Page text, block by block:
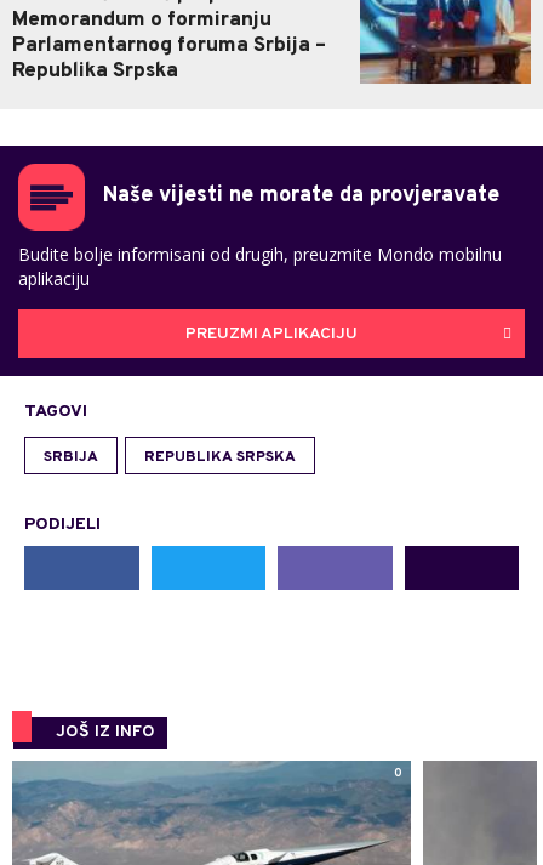
Memorandum o formiranju
Parlamentarnog foruma Srbija –
Republika Srpska
Naše vijesti ne morate da provjeravate
Budite bolje informisani od drugih, preuzmite Mondo mobilnu
aplikaciju
PREUZMI APLIKACIJU
TAGOVI
SRBIJA REPUBLIKA SRPSKA
PODIJELI
JOŠ IZ INFO
0